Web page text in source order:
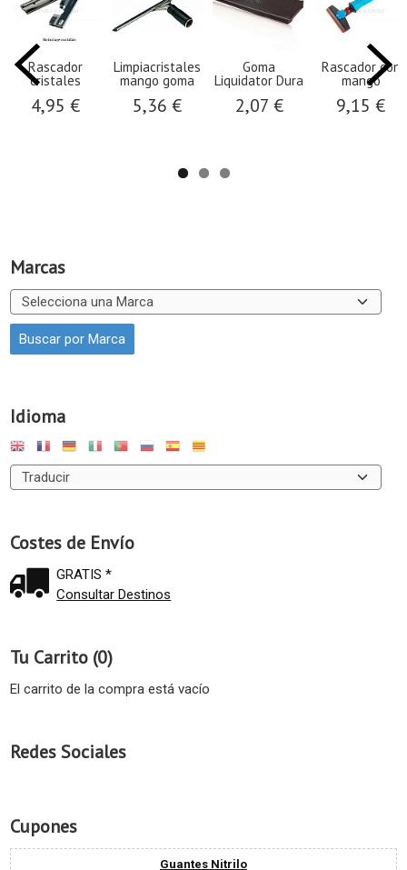
Marcas
Idioma
Costes de Envío
GRATIS *
Consultar Destinos
Tu Carrito (0)
El carrito de la compra está vacío
Redes Sociales
Cupones
Guantes Nitrilo
Rascador
cristales
4,95 €
Limpiacristales
mango goma
5,36 €
Goma
Liquidator Dura
2,07 €
Rascador con
mango
9,15 €